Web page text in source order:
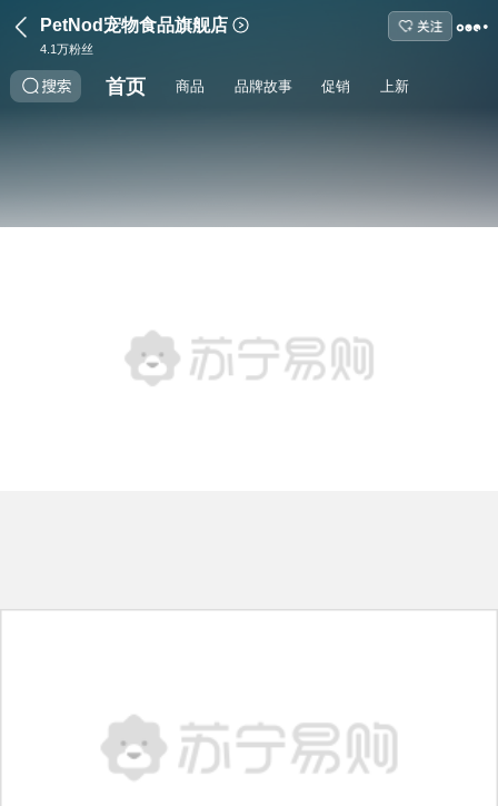
PetNod宠物食品旗舰店
4.1万粉丝
首页 商品 品牌故事 促销 上新